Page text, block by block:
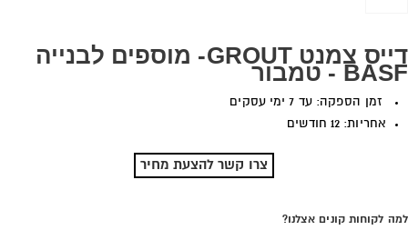
דייס צמנט GROUT- מוספים לבנייה
BASF - טמבור
זמן הספקה: עד 7 ימי עסקים
אחריות: 12 חודשים
צרו קשר להצעת מחיר
למה לקוחות קונים אצלנו?